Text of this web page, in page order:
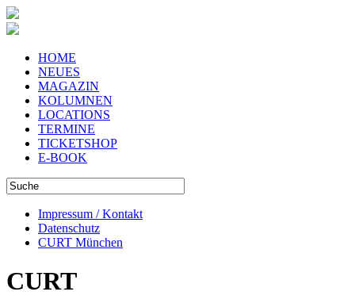
HOME
NEUES
MAGAZIN
KOLUMNEN
LOCATIONS
TERMINE
TICKETSHOP
E-BOOK
Impressum / Kontakt
Datenschutz
CURT München
CURT